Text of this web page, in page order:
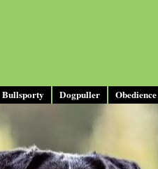
Bullsporty Dogpuller Obedience